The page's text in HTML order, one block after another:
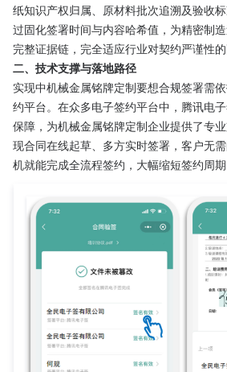
纸知识产权归属、原材料批次追溯及验收
过固化签署时间与内容哈希值，为精密制
完整证据链，完全适应行业对契约严谨性的
二、技术支撑与落地路径
实现中机械金属铭牌定制要想合规签署需
约平台。在众多电子签约平台中，腾讯电
保障，为机械金属铭牌定制企业提供了专
现合同在线起草、多方实时签署，客户无
机就能完成全流程签约，大幅缩短签约周期